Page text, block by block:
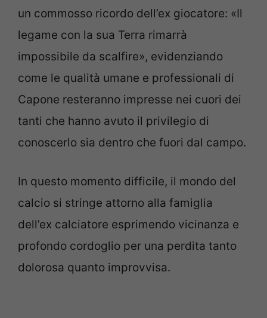
un commosso ricordo dell’ex giocatore: «Il
legame con la sua Terra rimarrà
impossibile da scalfire», evidenziando
come le qualità umane e professionali di
Capone resteranno impresse nei cuori dei
tanti che hanno avuto il privilegio di
conoscerlo sia dentro che fuori dal campo.
In questo momento difficile, il mondo del
calcio si stringe attorno alla famiglia
dell’ex calciatore esprimendo vicinanza e
profondo cordoglio per una perdita tanto
dolorosa quanto improvvisa.